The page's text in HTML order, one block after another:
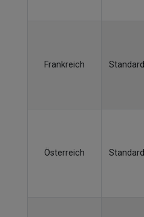
Frankreich Standard
Österreich Standard